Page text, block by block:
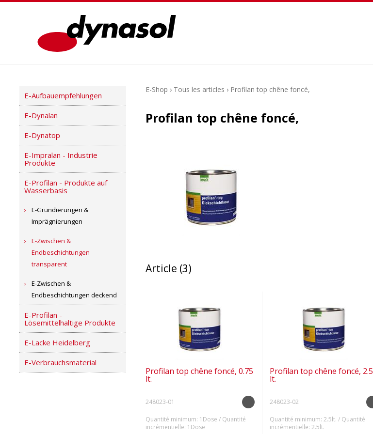
E-Aufbauempfehlungen
E-Dynalan
E-Dynatop
E-Impralan - Industrie
Produkte
E-Profilan - Produkte auf
Wasserbasis
E-Grundierungen &
Imprägnierungen
E-Zwischen &
Endbeschichtungen
transparent
E-Zwischen &
Endbeschichtungen deckend
E-Profilan -
Lösemittelhaltige Produkte
E-Lacke Heidelberg
E-Verbrauchsmaterial
E-Shop › Tous les articles › Profilan top chêne foncé,
Profilan top chêne foncé,
Article (3)
Profilan top chêne foncé, 0.75
lt.
248023-01
Quantité minimum: 1Dose / Quantité
incrémentielle: 1Dose
Profilan top chêne foncé, 2.5
lt.
248023-02
Quantité minimum: 2.5lt. / Quantité
incrémentielle: 2.5lt.